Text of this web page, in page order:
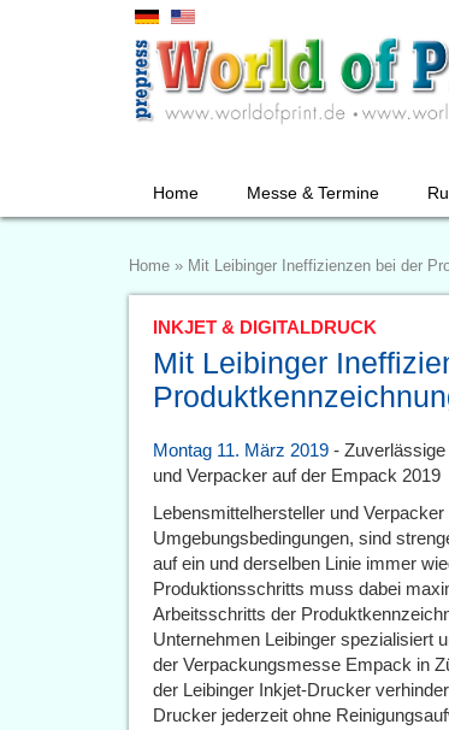
Home Messe & Termine
Home » Mit Leibinger Ineffizienzen bei der
INKJET & DIGITALDRUCK
Mit Leibinger
Montag 11. März 2019 -
und Verpacker auf der Empack 2019
Lebensmittelhersteller und
Umgebungsbedingungen, sind
auf ein und derselben Linie immer
Produktionsschritts muss dabei
Arbeitsschritts der
Unternehmen Leibinger spezialisiert
der Verpackungsmesse Empack in
der Leibinger Inkjet-Drucker
Drucker jederzeit ohne